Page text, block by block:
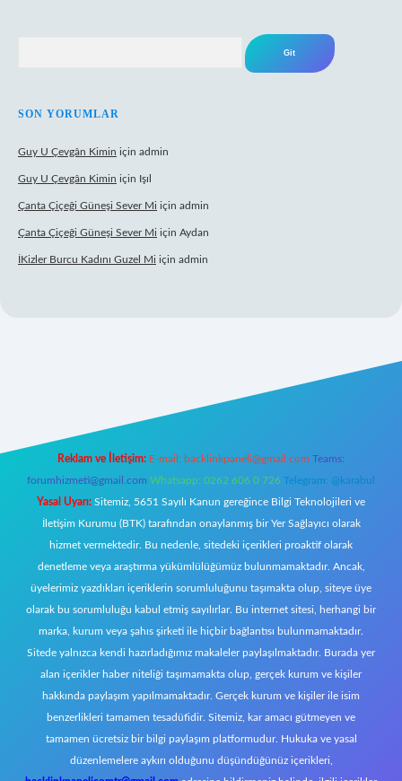
SON YORUMLAR
Guy U Çevgân Kimin için admin
Guy U Çevgân Kimin için Işıl
Çanta Çiçeği Güneşi Sever Mi için admin
Çanta Çiçeği Güneşi Sever Mi için Aydan
İKizler Burcu Kadını Guzel Mi için admin
Reklam ve İletişim: E-mail: backlinkpaneli@gmail.com Teams:
forumhizmeti@gmail.com Whatsapp: 0262 606 0 726 Telegram: @karabul
Yasal Uyarı: Sitemiz, 5651 Sayılı Kanun gereğince Bilgi Teknolojileri ve
İletişim Kurumu (BTK) tarafından onaylanmış bir Yer Sağlayıcı olarak
hizmet vermektedir. Bu nedenle, sitedeki içerikleri proaktif olarak
denetleme veya araştırma yükümlülüğümüz bulunmamaktadır. Ancak,
üyelerimiz yazdıkları içeriklerin sorumluluğunu taşımakta olup, siteye üye
olarak bu sorumluluğu kabul etmiş sayılırlar. Bu internet sitesi, herhangi bir
marka, kurum veya şahıs şirketi ile hiçbir bağlantısı bulunmamaktadır.
Sitede yalnızca kendi hazırladığımız makaleler paylaşılmaktadır. Burada yer
alan içerikler haber niteliği taşımamakta olup, gerçek kurum ve kişiler
hakkında paylaşım yapılmamaktadır. Gerçek kurum ve kişiler ile isim
benzerlikleri tamamen tesadüfidir. Sitemiz, kar amacı gütmeyen ve
tamamen ücretsiz bir bilgi paylaşım platformudur. Hukuka ve yasal
düzenlemelere aykırı olduğunu düşündüğünüz içerikleri,